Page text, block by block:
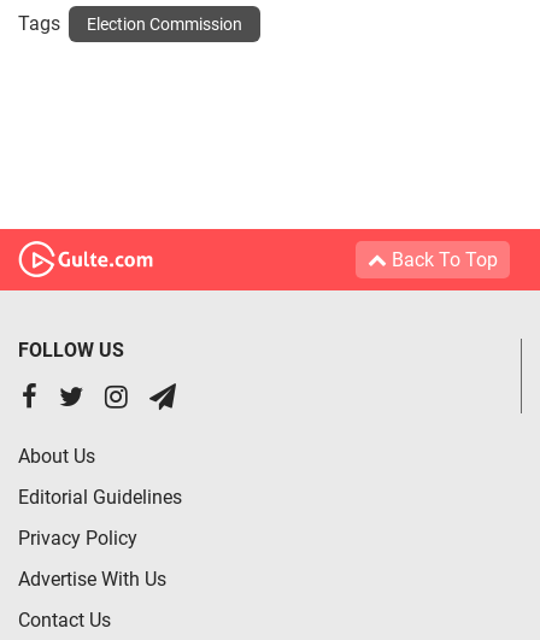
Tags Election Commission
Back To Top
FOLLOW US
About Us
Editorial Guidelines
Privacy Policy
Advertise With Us
Contact Us